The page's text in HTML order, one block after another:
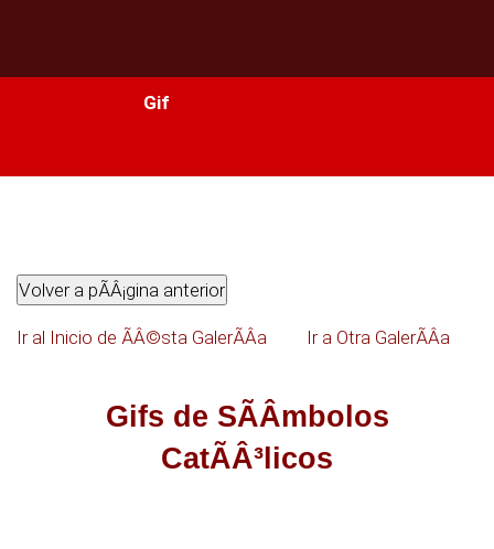
Gif
DiversiÃÂ³n
Temas
Libros
Ir al Inicio de ÃÂ©sta GalerÃÂ­a Ir a Otra GalerÃÂ­a
Gifs de SÃÂ­mbolos
CatÃÂ³licos